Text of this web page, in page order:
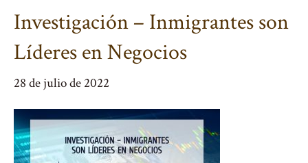
Investigación – Inmigrantes son
Líderes en Negocios
28 de julio de 2022